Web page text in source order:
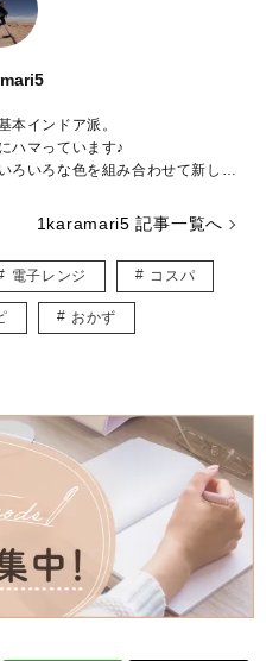
本インドア派。
ハマっています♪
ろいろな色を組み合わせて新しい
きません。
た料理を再現して、自宅で旅行気
ず作ってみたくなるような料理の
1karamari5 記事一覧へ
電子レンジ コスパ
おかず